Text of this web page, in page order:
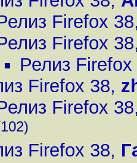
Firefox 38
Firefox 38
Релиз Firefox
Firefox 38,
Firefox 38
Firefox 38,